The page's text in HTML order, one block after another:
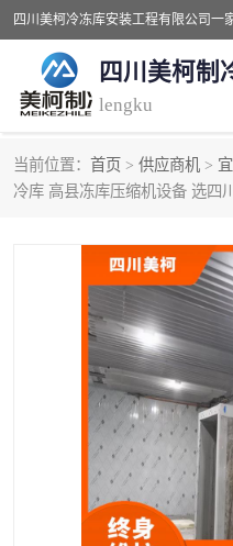
四川美柯制
lengku
当前位置： 首页 > 供应商机 >
冷库 高县冻库压缩机设备 选四
冷库安装，冷库价格
成都冻库，成都冻库价
德阳冻库安装，德阳冷
南充冻库设计,南充冻库安
资阳冻库，资阳冻库安
乐山冻库,乐山保鲜冷库
雅安冷库,雅安冻库